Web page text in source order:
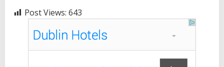
Post Views: 643